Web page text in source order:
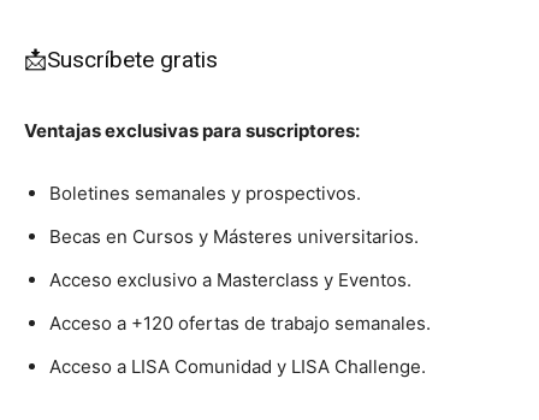
📩Suscríbete gratis
Ventajas exclusivas para suscriptores:
Boletines semanales y prospectivos.
Becas en Cursos y Másteres universitarios.
Acceso exclusivo a Masterclass y Eventos.
Acceso a +120 ofertas de trabajo semanales.
Acceso a LISA Comunidad y LISA Challenge.